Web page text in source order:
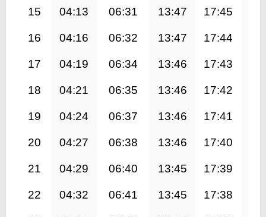
15 04:13 06:31 13:47 17:45
16 04:16 06:32 13:47 17:44
17 04:19 06:34 13:46 17:43
18 04:21 06:35 13:46 17:42
19 04:24 06:37 13:46 17:41
20 04:27 06:38 13:46 17:40
21 04:29 06:40 13:45 17:39
22 04:32 06:41 13:45 17:38